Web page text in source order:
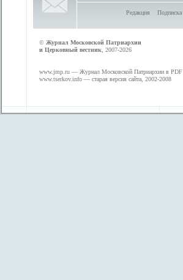
Редакция Подписка
© Журнал Московской Патриархии
и Церковный вестник , 2007-2026
www.jmp.ru — Журнал Московской Патриархии в PDF
www.tserkov.info — старая версия сайта, 2002-2008